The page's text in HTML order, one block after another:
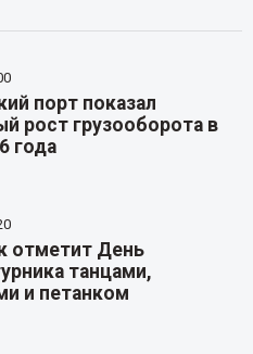
порт показал
рост грузооборота в
года
отметит День
танцами,
и петанком